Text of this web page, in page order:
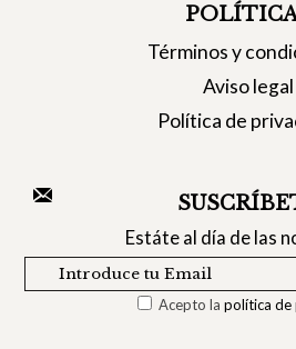
Términos y
Aviso legal
Política de
Estáte al día de las
Acepto la política de